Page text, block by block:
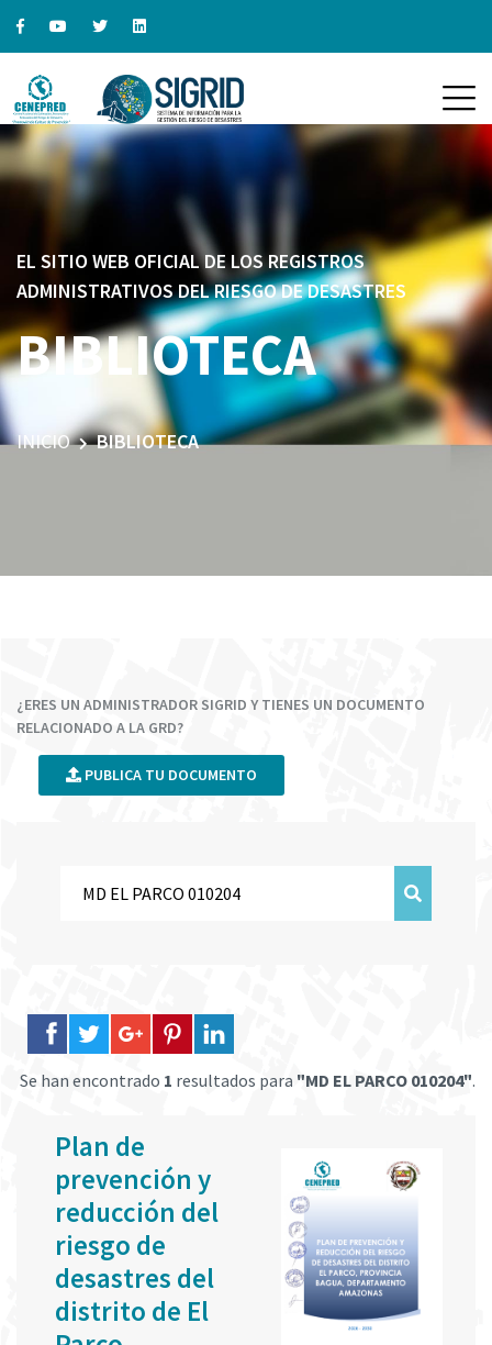
EL SITIO WEB OFICIAL DE LOS REGISTROS
ADMINISTRATIVOS DEL RIESGO DE DESASTRES
BIBLIOTECA
INICIO BIBLIOTECA
¿ERES UN ADMINISTRADOR SIGRID Y TIENES UN DOCUMENTO
RELACIONADO A LA GRD?
PUBLICA TU DOCUMENTO
Se han encontrado 1 resultados para "MD EL PARCO 010204".
Plan de
prevención y
reducción del
riesgo de
desastres del
distrito de El